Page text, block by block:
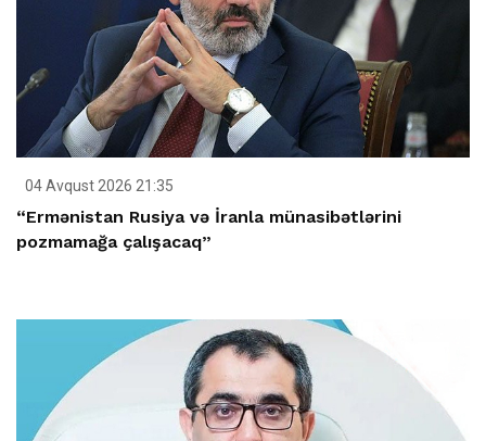
04 Avqust 2026 21:35
“Ermənistan Rusiya və İranla münasibətlərini
pozmamağa çalışacaq”